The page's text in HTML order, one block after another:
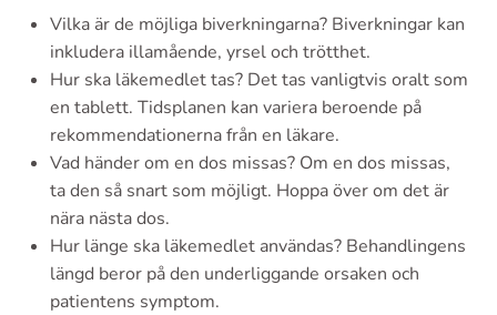
Vilka är de möjliga biverkningarna? Biverkningar kan
inkludera illamående, yrsel och trötthet.
Hur ska läkemedlet tas? Det tas vanligtvis oralt som
en tablett. Tidsplanen kan variera beroende på
rekommendationerna från en läkare.
Vad händer om en dos missas? Om en dos missas,
ta den så snart som möjligt. Hoppa över om det är
nära nästa dos.
Hur länge ska läkemedlet användas? Behandlingens
längd beror på den underliggande orsaken och
patientens symptom.